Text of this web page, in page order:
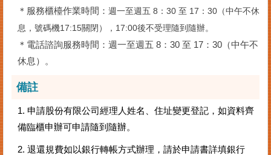
＊服務櫃檯作業時間： 週一至週五 8：30 至 17：30（中午不休
息，號碼機17:15關閉），17:00後不受理隨到隨辦。
＊電話諮詢服務時間：週一至週五 8：30 至 17：30（中午不
休息）。
備註
1. 申請股份有限公司經理人姓名、住址變更登記，如資料齊
備臨櫃申辦可申請隨到隨辦。
2. 退還規費如以銀行轉帳方式辦理，請於申請書詳填銀行